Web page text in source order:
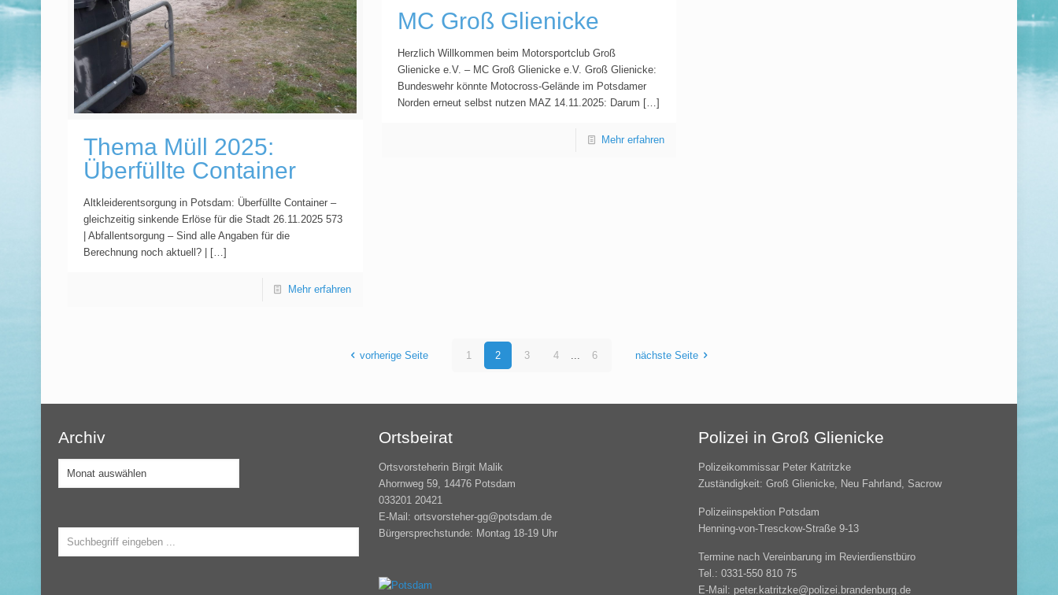
Thema Müll 2025:
Überfüllte Container
Altkleiderentsorgung in Potsdam: Überfüllte Container –
gleichzeitig sinkende Erlöse für die Stadt 26.11.2025 573
| Abfallentsorgung – Sind alle Angaben für die
Berechnung noch aktuell? |
[…]
Mehr erfahren
MC Groß Glienicke
Herzlich Willkommen beim Motorsportclub Groß
Glienicke e.V. – MC Groß Glienicke e.V. Groß Glienicke:
Bundeswehr könnte Motocross-Gelände im Potsdamer
Norden erneut selbst nutzen MAZ 14.11.2025: Darum […]
Mehr erfahren
vorherige Seite 1 2 3 4 ... 6 nächste Seite
Archiv
Archiv
Ortsbeirat
Ortsvorsteherin Birgit Malik
Ahornweg 59, 14476 Potsdam
033201 20421
E-Mail: ortsvorsteher-gg@potsdam.de
Bürgersprechstunde: Montag 18-19 Uhr
Polizei in Groß Glienicke
Polizeikommissar Peter Katritzke
Zuständigkeit: Groß Glienicke, Neu Fahrland, Sacrow
Polizeiinspektion Potsdam
Henning-von-Tresckow-Straße 9-13
Termine nach Vereinbarung im Revierdienstbüro
Tel.: 0331-550 810 75
E-Mail: peter.katritzke@polizei.brandenburg.de